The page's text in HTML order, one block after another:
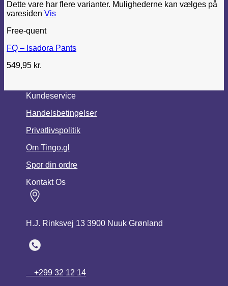
Dette vare har flere varianter. Mulighederne kan vælges på
varesiden Vis
Free-quent
FQ – Isadora Pants
549,95 kr.
Kundeservice
Handelsbetingelser
Privatlivspolitik
Om Tingo.gl
Spor din ordre
Kontakt Os
H.J. Rinksvej 13 3900 Nuuk Grønland
+299 32 12 14